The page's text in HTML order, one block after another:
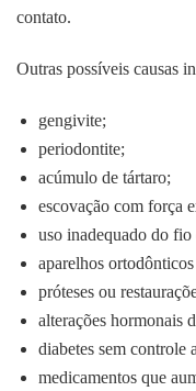
contato.
Outras possíveis causas
gengivite;
periodontite;
acúmulo de tártaro;
escovação com força
uso inadequado do fio
aparelhos
próteses ou
alterações hormonais
diabetes sem controle
medicamentos que